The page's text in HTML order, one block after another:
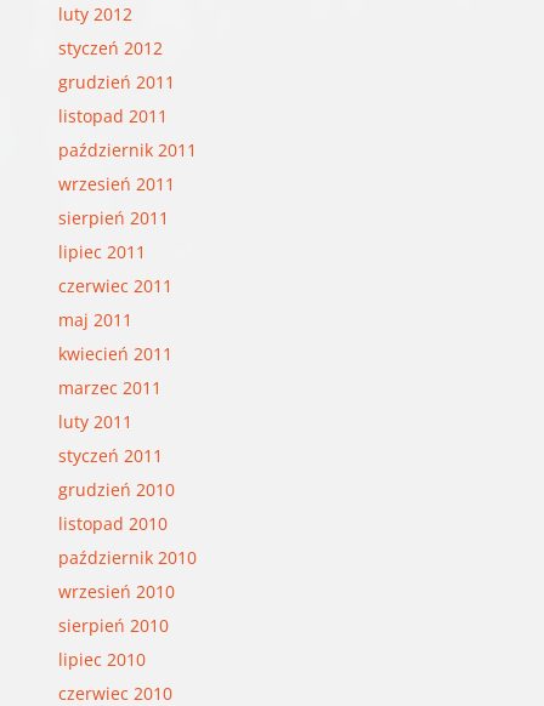
luty 2012
styczeń 2012
grudzień 2011
listopad 2011
październik 2011
wrzesień 2011
sierpień 2011
lipiec 2011
czerwiec 2011
maj 2011
kwiecień 2011
marzec 2011
luty 2011
styczeń 2011
grudzień 2010
listopad 2010
październik 2010
wrzesień 2010
sierpień 2010
lipiec 2010
czerwiec 2010